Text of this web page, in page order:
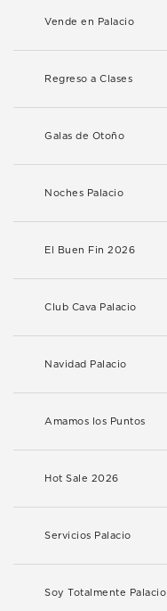
Vende en Palacio
Regreso a Clases
Galas de Otoño
Noches Palacio
El Buen Fin 2026
Club Cava Palacio
Navidad Palacio
Amamos los Puntos
Hot Sale 2026
Servicios Palacio
Soy Totalmente Palacio